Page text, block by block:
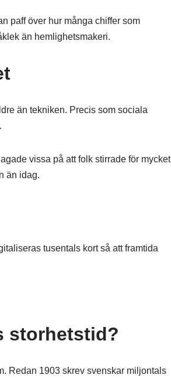
paff över hur många chiffer som
än hemlighetsmakeri.
än tekniken. Precis som sociala
vissa på att folk stirrade för mycket
än idag.
tusentals kort så att framtida
storhetstid?
Redan 1903 skrev svenskar miljontals